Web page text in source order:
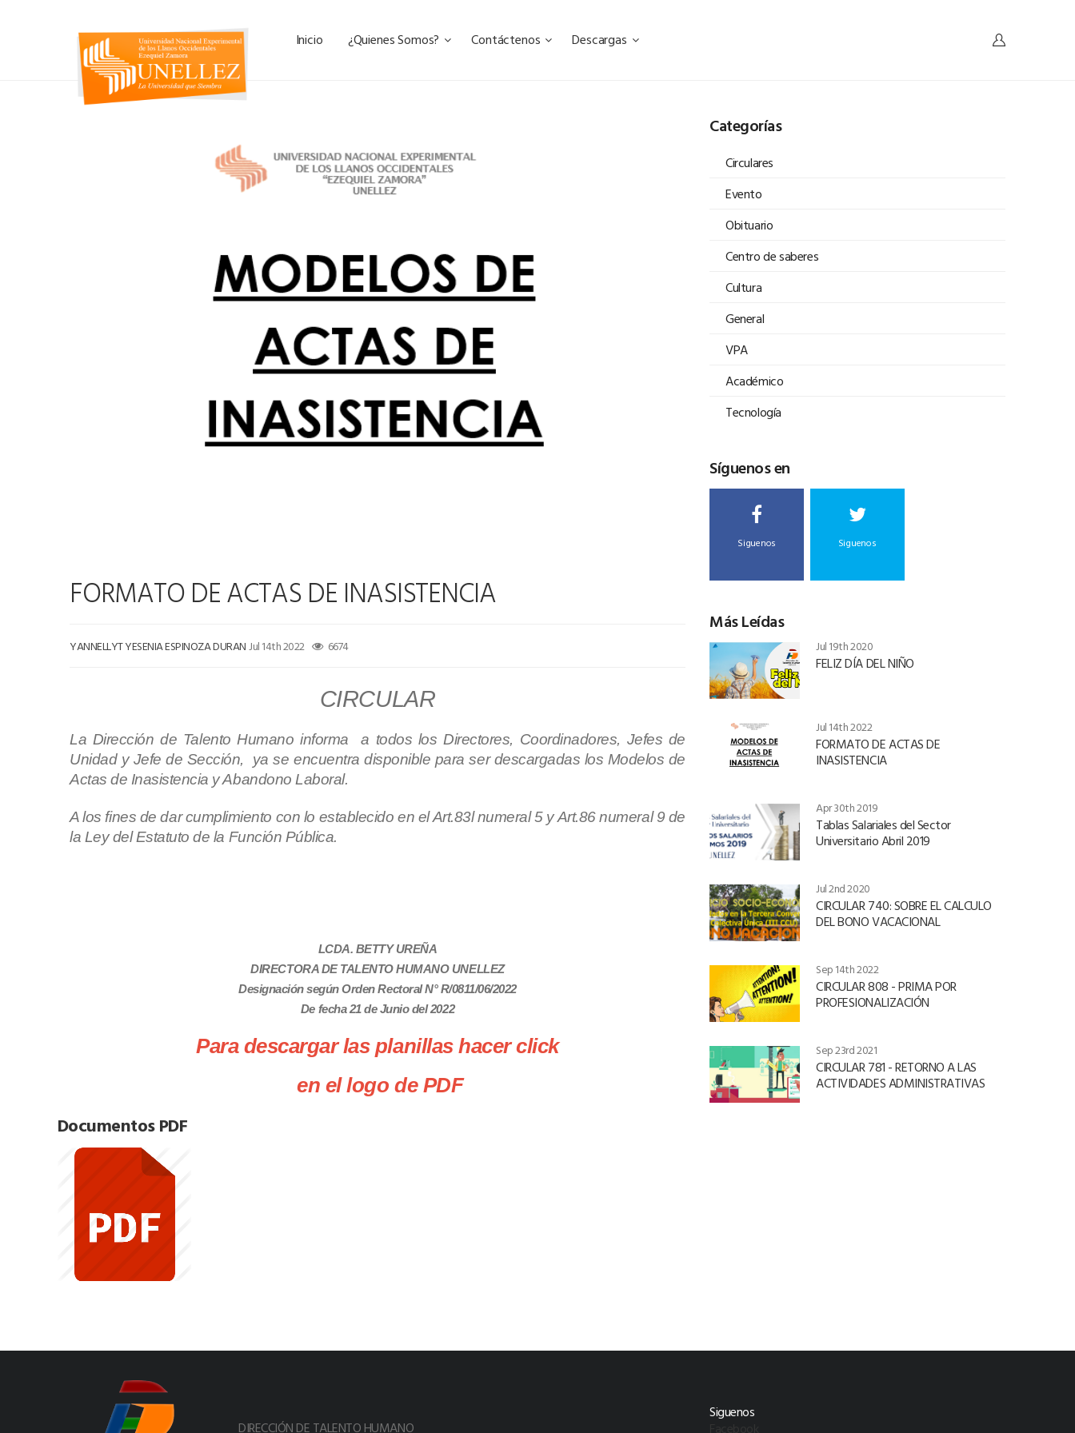
Inicio ¿Quienes Somos? Contáctenos Descargas
FORMATO DE ACTAS DE INASISTENCIA
YANNELLYT YESENIA ESPINOZA DURANJul 14th 2022 6674
CIRCULAR
La Dirección de Talento Humano informa a todos los Directores, Coordinadores, Jefes de
Unidad y Jefe de Sección, ya se encuentra disponible para ser descargadas los Modelos de
Actas de Inasistencia y Abandono Laboral.
A los fines de dar cumplimiento con lo establecido en el Art.83l numeral 5 y Art.86 numeral 9 de
la Ley del Estatuto de la Función Pública.
LCDA. BETTY UREÑA
DIRECTORA DE TALENTO HUMANO UNELLEZ
Designación según Orden Rectoral N° R/0811/06/2022
De fecha 21 de Junio del 2022
Para descargar las planillas hacer click
en el logo de PDF
Documentos PDF
Categorías
Circulares
Evento
Obituario
Centro de saberes
Cultura
General
VPA
Académico
Tecnología
Síguenos en
Siguenos Siguenos
Más Leídas
Jul 19th 2020
FELIZ DÍA DEL NIÑO
Jul 14th 2022
FORMATO DE ACTAS DE
INASISTENCIA
Apr 30th 2019
Tablas Salariales del Sector
Universitario Abril 2019
Jul 2nd 2020
CIRCULAR 740: SOBRE EL CALCULO
DEL BONO VACACIONAL
Sep 14th 2022
CIRCULAR 808 - PRIMA POR
PROFESIONALIZACIÓN
Sep 23rd 2021
CIRCULAR 781 - RETORNO A LAS
ACTIVIDADES ADMINISTRATIVAS
DIRECCIÓN DE TALENTO HUMANO
Siguenos